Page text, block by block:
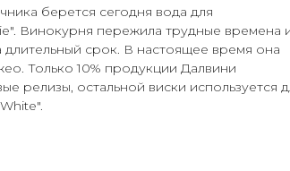
берется сегодня вода для
Винокурня пережила трудные времена
длительный срок. В настоящее время она
Только 10% продукции Далвини
релизы, остальной виски используется